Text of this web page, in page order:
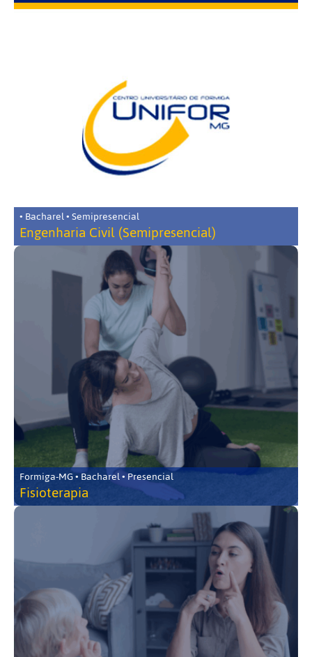
• Bacharel • Semipresencial
Engenharia Civil (Semipresencial)
Formiga-MG • Bacharel • Presencial
Fisioterapia